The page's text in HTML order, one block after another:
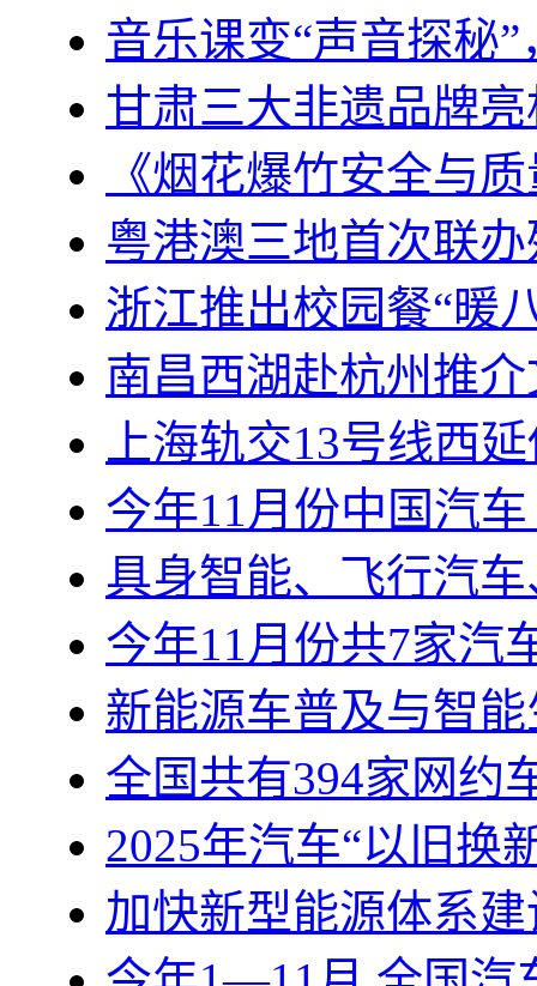
音乐课变“声音探秘
甘肃三大非遗品牌
《烟花爆竹安全与
粤港澳三地首次联
浙江推出校园餐“暖
南昌西湖赴杭州推
上海轨交13号线西
今年11月份中国汽
具身智能、飞行汽
今年11月份共7家汽
新能源车普及与智
全国共有394家网约
2025年汽车“以旧换
加快新型能源体系